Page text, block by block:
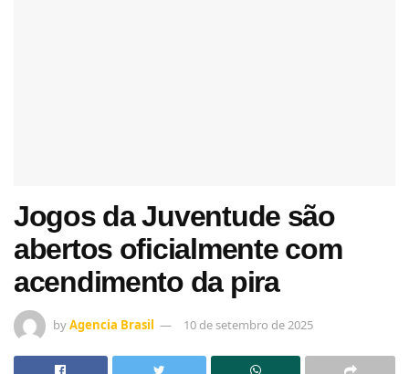
Jogos da Juventude são
abertos oficialmente com
acendimento da pira
byAgencia Brasil 10 de setembro de 2025